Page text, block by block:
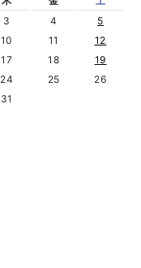
3 4
5
10 11
12
17 18
19
24 25
26
31